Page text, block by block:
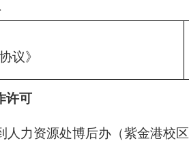
议》
许可
人力资源处博后办（紫金港校区